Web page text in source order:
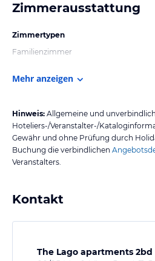
Zimmerausstattung
Zimmertypen
Familienzimmer
Mehr anzeigen
Hinweis: Allgemeine und
Hoteliers-/Veranstalter-/
Gewähr und ohne Prüfung durch
Buchung die verbindlichen
Veranstalters.
Kontakt
The Lago apartments 2bd